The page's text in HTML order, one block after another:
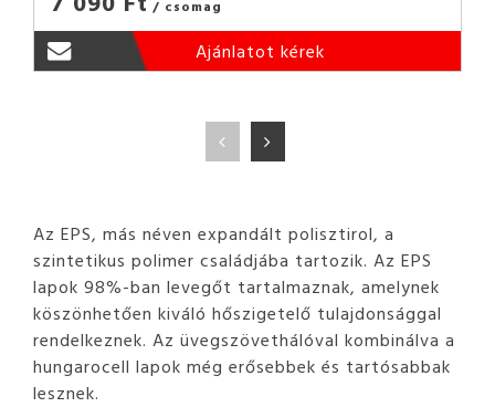
/ csomag
Ajánlatot kérek
Az EPS, más néven expandált polisztirol, a
szintetikus polimer családjába tartozik. Az EPS
lapok 98%-ban levegőt tartalmaznak, amelynek
köszönhetően kiváló hőszigetelő tulajdonsággal
rendelkeznek. Az üvegszövethálóval kombinálva a
hungarocell lapok még erősebbek és tartósabbak
lesznek.